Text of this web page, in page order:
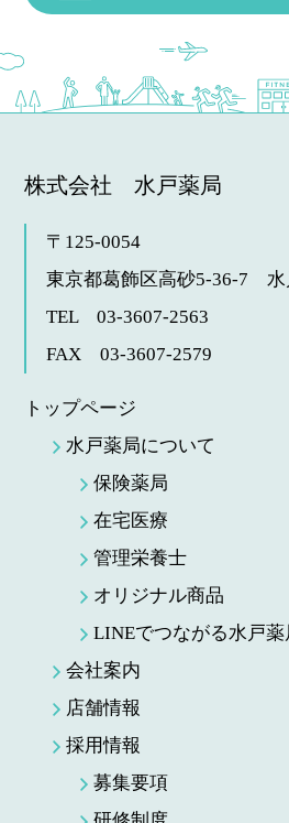
株式会社 水戸薬局
〒125-0054
東京都葛飾区高砂5-36-7
TEL 03-3607-2563
FAX 03-3607-2579
トップページ
水戸薬局について
保険薬局
在宅医療
管理栄養士
オリジナル商品
LINEでつながる水戸薬
会社案内
店舗情報
採用情報
募集要項